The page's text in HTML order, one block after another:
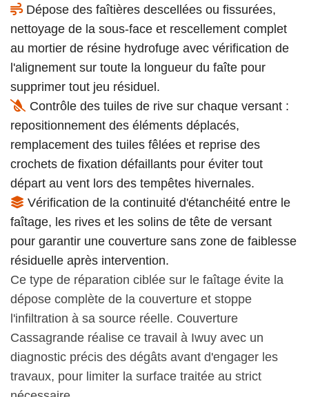
Dépose des faîtières descellées ou fissurées,
nettoyage de la sous-face et rescellement complet
au mortier de résine hydrofuge avec vérification de
l'alignement sur toute la longueur du faîte pour
supprimer tout jeu résiduel.
Contrôle des tuiles de rive sur chaque versant :
repositionnement des éléments déplacés,
remplacement des tuiles fêlées et reprise des
crochets de fixation défaillants pour éviter tout
départ au vent lors des tempêtes hivernales.
Vérification de la continuité d'étanchéité entre le
faîtage, les rives et les solins de tête de versant
pour garantir une couverture sans zone de faiblesse
résiduelle après intervention.
Ce type de réparation ciblée sur le faîtage évite la
dépose complète de la couverture et stoppe
l'infiltration à sa source réelle. Couverture
Cassagrande réalise ce travail à Iwuy avec un
diagnostic précis des dégâts avant d'engager les
travaux, pour limiter la surface traitée au strict